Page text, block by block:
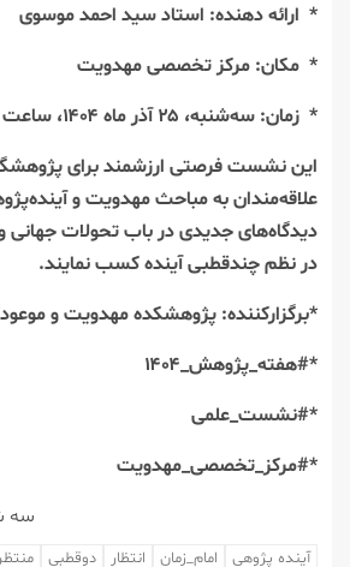
* ارائه دهنده: استاد سید احمد موسوی
* مکان: مرکز تخصصی مهدویت
* زمان: سه‌شنبه، ۲۵ آذر ماه ۱۴۰۴، ساعت ۱۰:۳۰ صبح
این نشست فرصتی ارزشمند برای
علاقه‌مندان به مباحث مهدویت و
دیدگاه‌های جدیدی در باب تحولات
در نظم چندقطبی آینده کسب نمایند.
*برگزارکننده: پژوهشکده مهدویت و
*#هفته_پژوهش_۱۴۰۴
*#نشست_علمی
*#مرکز_تخصصی_مهدویت
سه شنبه:
آینده پژوهی امام_زمان انتظار دوقطبی منتظر